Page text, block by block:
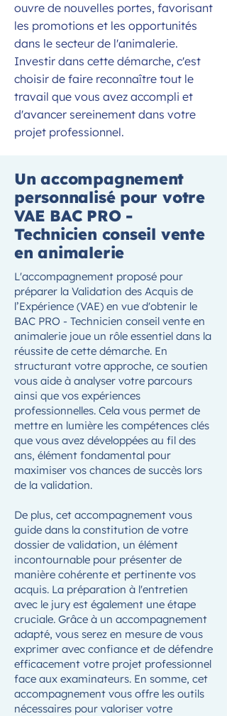
ouvre de nouvelles portes, favorisant
les promotions et les opportunités
dans le secteur de l'animalerie.
Investir dans cette démarche, c'est
choisir de faire reconnaître tout le
travail que vous avez accompli et
d'avancer sereinement dans votre
projet professionnel.
Un accompagnement
personnalisé pour votre
VAE BAC PRO -
Technicien conseil vente
en animalerie
L'accompagnement proposé pour
préparer la Validation des Acquis de
l’Expérience (VAE) en vue d'obtenir le
BAC PRO - Technicien conseil vente en
animalerie joue un rôle essentiel dans la
réussite de cette démarche. En
structurant votre approche, ce soutien
vous aide à analyser votre parcours
ainsi que vos expériences
professionnelles. Cela vous permet de
mettre en lumière les compétences clés
que vous avez développées au fil des
ans, élément fondamental pour
maximiser vos chances de succès lors
de la validation.
De plus, cet accompagnement vous
guide dans la constitution de votre
dossier de validation, un élément
incontournable pour présenter de
manière cohérente et pertinente vos
acquis. La préparation à l'entretien
avec le jury est également une étape
cruciale. Grâce à un accompagnement
adapté, vous serez en mesure de vous
exprimer avec confiance et de défendre
efficacement votre projet professionnel
face aux examinateurs. En somme, cet
accompagnement vous offre les outils
nécessaires pour valoriser votre